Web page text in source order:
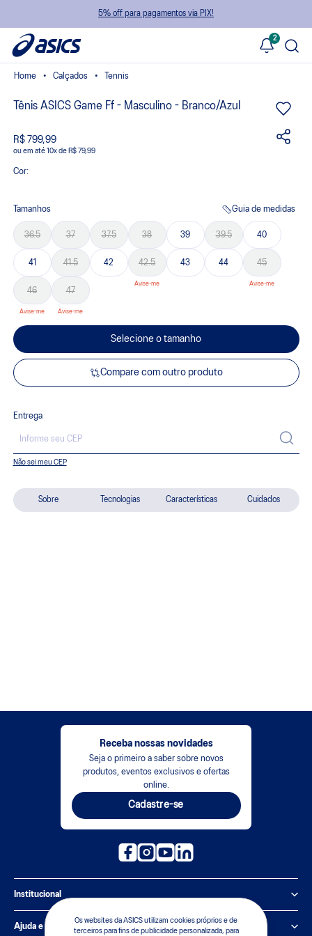
5% off para pagamentos via PIX!
2
Os websites da ASICS utilizam cookies próprios e de
terceiros para fins de publicidade personalizada, para
Sobre Tecnologias Características Cuidados
Calçados Tennis
Tênis ASICS Game Ff - Masculino - Branco/Azul
R$ 799,99
ou 10xde R$ 79,99
Cor:
Tamanhos Guia de medidas
36.5 37 37.5 38 39 39.5 40
41 41.5 42 42.5 43 44 45
46 47
Selecione o tamanho
Compare com outro produto
Entrega
Não sei meu CEP
Receba nossas novidades
Seja o primeiro a saber sobre novos
produtos, eventos exclusivos e ofertas
online.
Cadastre-se
Institucional
Política de Privacidade
Ajuda e suporte